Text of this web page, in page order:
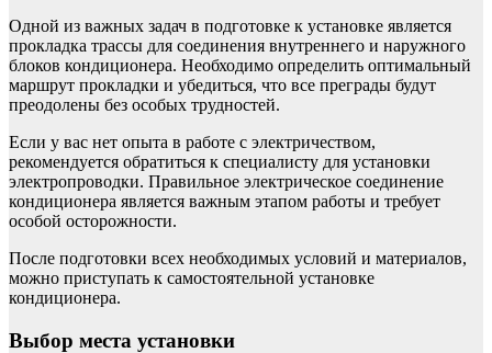
Одной из важных задач в подготовке к установке является
прокладка трассы для соединения внутреннего и наружного
блоков кондиционера. Необходимо определить оптимальный
маршрут прокладки и убедиться, что все преграды будут
преодолены без особых трудностей.
Если у вас нет опыта в работе с электричеством,
рекомендуется обратиться к специалисту для установки
электропроводки. Правильное электрическое соединение
кондиционера является важным этапом работы и требует
особой осторожности.
После подготовки всех необходимых условий и материалов,
можно приступать к самостоятельной установке
кондиционера.
Выбор места установки